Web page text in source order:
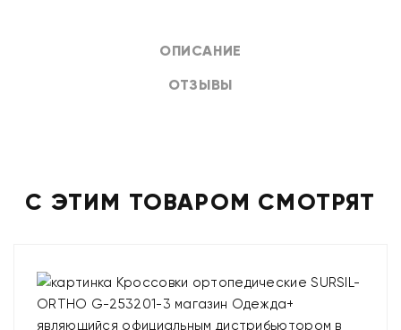
ОПИСАНИЕ
ОТЗЫВЫ
С ЭТИМ ТОВАРОМ СМОТРЯТ